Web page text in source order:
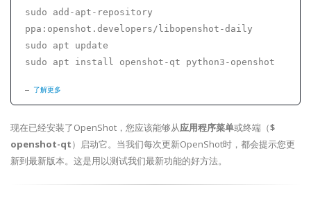
sudo add-apt-repository
ppa:openshot.developers/libopenshot-daily
sudo apt update
sudo apt install openshot-qt python3-openshot
了解更多
现在已经安装了OpenShot，您应该能够从应用程序菜单或终端（$
openshot-qt）启动它。当我们每次更新OpenShot时，都会提示您更
新到最新版本。这是用以测试我们最新功能的好方法。